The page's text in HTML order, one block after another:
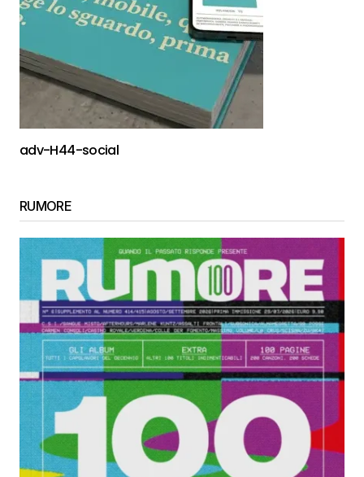
adv-H44-social
RUMORE